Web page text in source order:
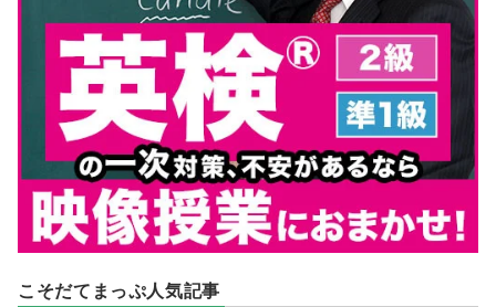
こそだてまっぷ人気記事